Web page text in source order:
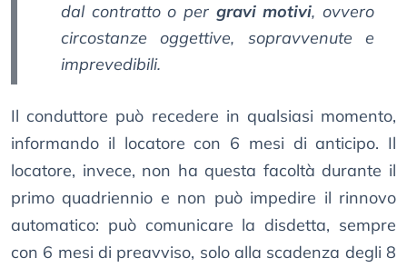
dal contratto o per gravi motivi, ovvero
circostanze oggettive, sopravvenute e
imprevedibili.
Il conduttore può recedere in qualsiasi momento,
informando il locatore con 6 mesi di anticipo. Il
locatore, invece, non ha questa facoltà durante il
primo quadriennio e non può impedire il rinnovo
automatico: può comunicare la disdetta, sempre
con 6 mesi di preavviso, solo alla scadenza degli 8